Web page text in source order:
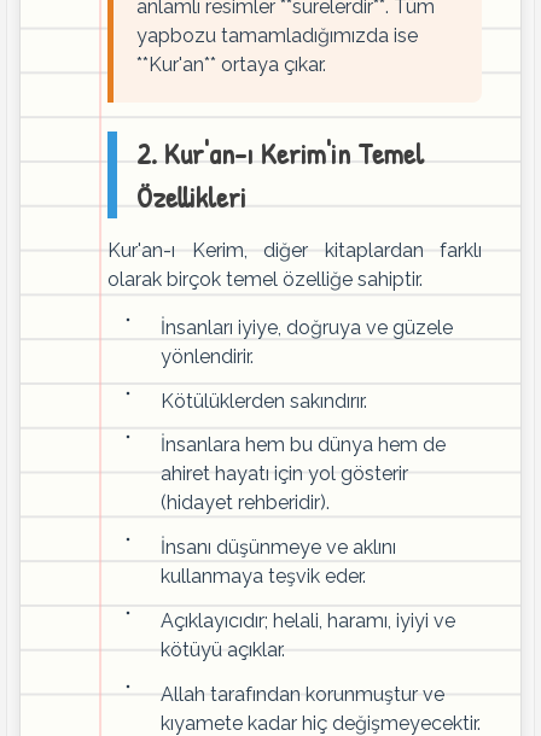
anlamlı resimler **surelerdir**. Tüm
yapbozu tamamladığımızda ise
**Kur'an** ortaya çıkar.
2. Kur'an-ı Kerim'in Temel
Özellikleri
Kur'an-ı Kerim, diğer kitaplardan farklı
olarak birçok temel özelliğe sahiptir.
İnsanları iyiye, doğruya ve güzele
yönlendirir.
Kötülüklerden sakındırır.
İnsanlara hem bu dünya hem de
ahiret hayatı için yol gösterir
(hidayet rehberidir).
İnsanı düşünmeye ve aklını
kullanmaya teşvik eder.
Açıklayıcıdır; helali, haramı, iyiyi ve
kötüyü açıklar.
Allah tarafından korunmuştur ve
kıyamete kadar hiç değişmeyecektir.